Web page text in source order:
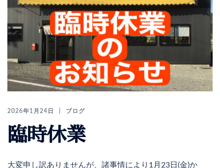
2026年1月24日 ブログ
臨時休業
大変申し訳ありませんが、諸事情により1月23日(金)か